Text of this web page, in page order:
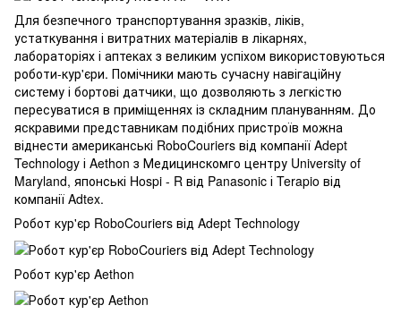
Для безпечного транспортування зразків, ліків,
устаткування і витратних матеріалів в лікарнях,
лабораторіях і аптеках з великим успіхом використовуються
роботи-кур'єри. Помічники мають сучасну навігаційну
систему і бортові датчики, що дозволяють з легкістю
пересуватися в приміщеннях із складним плануванням. До
яскравими представникам подібних пристроїв можна
віднести американські RoboCouriers від компанії Adept
Technology і Aethon з Медицинскомго центру University of
Maryland, японські Hospi - R від Panasonic і Terapio від
компанії Adtex.
Робот кур'єр RoboCouriers від Adept Technology
Робот кур'єр Aethon